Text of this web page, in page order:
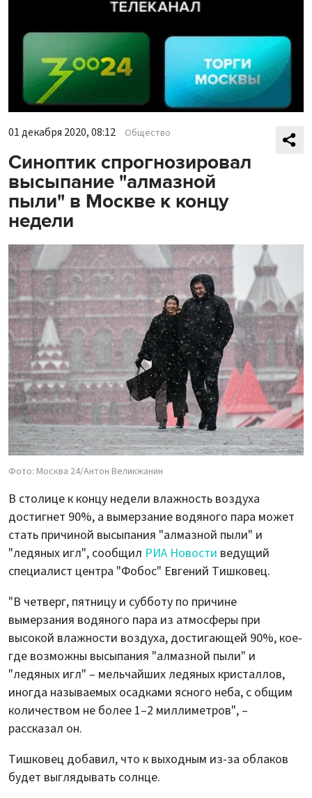
01 декабря 2020, 08:12 Общество
Синоптик спрогнозировал
высыпание "алмазной
пыли" в Москве к концу
недели
Фото: Москва 24/Антон Великжанин
В столице к концу недели влажность воздуха
достигнет 90%, а вымерзание водяного пара может
стать причиной высыпания "алмазной пыли" и
"ледяных игл", сообщил РИА Новости ведущий
специалист центра "Фобос" Евгений Тишковец.
"В четверг, пятницу и субботу по причине
вымерзания водяного пара из атмосферы при
высокой влажности воздуха, достигающей 90%, кое-
где возможны высыпания "алмазной пыли" и
"ледяных игл" – мельчайших ледяных кристаллов,
иногда называемых осадками ясного неба, с общим
количеством не более 1–2 миллиметров", –
рассказал он.
Тишковец добавил, что к выходным из-за облаков
будет выглядывать солнце.